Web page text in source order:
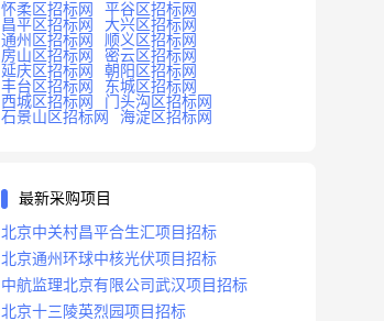
怀柔区招标网
平谷区招标网
昌平区招标网
大兴区招标网
通州区招标网
顺义区招标网
房山区招标网
密云区招标网
延庆区招标网
朝阳区招标网
丰台区招标网
东城区招标网
西城区招标网
门头沟区招标网
石景山区招标网
海淀区招标网
最新采购项目
北京中关村昌平合生汇项目招标
北京通州环球中核光伏项目招标
中航监理北京有限公司武汉项目招标
北京十三陵英烈园项目招标